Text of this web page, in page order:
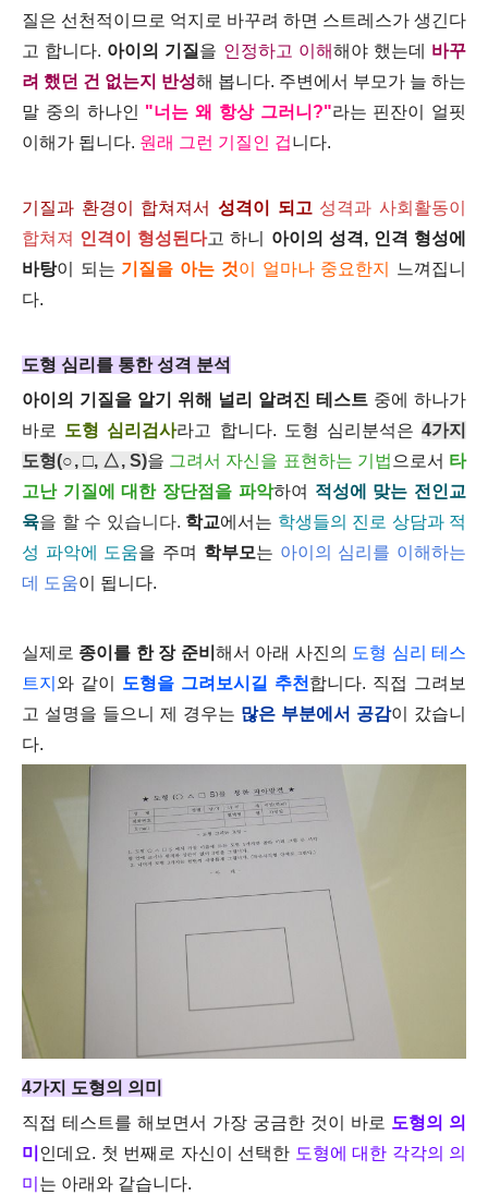
질은 선천적이므로 억지로 바꾸려 하면 스트레스가 생긴다
고 합니다. 아이의 기질 을 인정하고 이해해야 했는데 바꾸
려 했던 건 없는지 반성해 봅니다. 주변에서 부모가 늘 하는
말 중의 하나인 "너는 왜 항상 그러니?"라는 핀잔이 얼핏
이해가 됩니다. 원래 그런 기질인 겁니다.
기질과 환경이 합쳐져서 성격이 되고 성격과 사회활동이
합쳐져 인격이 형성된다고 하니 아이의 성격, 인격 형성에
바탕이 되는 기질을 아는 것이 얼마나 중요한지
느껴집니
다.
도형 심리를 통한 성격 분석
아이의 기질을 알기 위해 널리 알려진 테스트 중에 하나가
바로 도형 심리검사라고 합니다. 도형 심리분석은4가지
도형(○, □, △, S)을 그려서 자신을 표현하는 기법 으로서 타
고난 기질에 대한 장단점을 파악하여 적성에 맞는 전인교
육을 할 수 있습니다. 학교에서는 학생들의 진로 상담과 적
성 파악에 도움을 주며 학부모는 아이의 심리를 이해하는
데 도움이 됩니다.
실제로 종이를 한 장 준비 해서 아래 사진의 도형 심리 테스
트지 와 같이 도형을 그려보시길 추천 합니다. 직접 그려보
고 설명을 들으니 제 경우는 많은 부분에서 공감이 갔습니
다.
4가지 도형의 의미
직접 테스트를 해보면서 가장 궁금한 것이 바로 도형의 의
미 인데요. 첫 번째로 자신이 선택한 도형에 대한 각각의 의
미 는 아래와 같습니다.